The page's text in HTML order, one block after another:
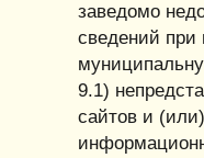
заведомо
сведений при
9.1)
сайтов и